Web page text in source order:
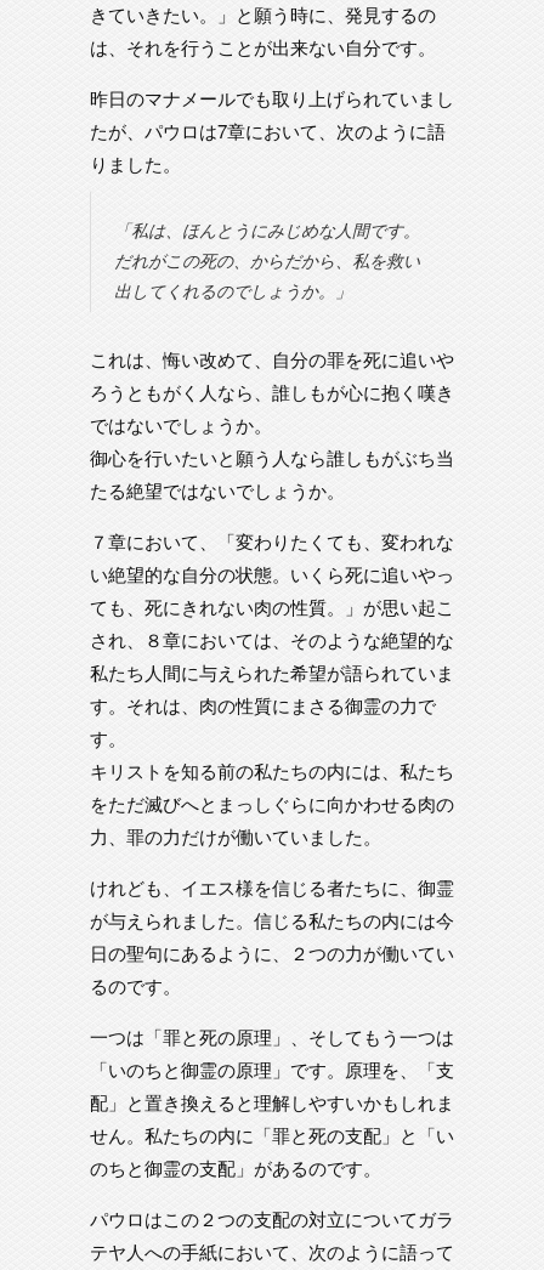
きていきたい。」と願う時に、発見するの
は、それを行うことが出来ない自分です。
昨日のマナメールでも取り上げられていまし
たが、パウロは7章において、次のように語
りました。
「私は、ほんとうにみじめな人間です。
だれがこの死の、からだから、私を救い
出してくれるのでしょうか。」
これは、悔い改めて、自分の罪を死に追いや
ろうともがく人なら、誰しもが心に抱く嘆き
ではないでしょうか。
御心を行いたいと願う人なら誰しもがぶち当
たる絶望ではないでしょうか。
７章において、「変わりたくても、変われな
い絶望的な自分の状態。いくら死に追いやっ
ても、死にきれない肉の性質。」が思い起こ
され、８章においては、そのような絶望的な
私たち人間に与えられた希望が語られていま
す。それは、肉の性質にまさる御霊の力で
す。
キリストを知る前の私たちの内には、私たち
をただ滅びへとまっしぐらに向かわせる肉の
力、罪の力だけが働いていました。
けれども、イエス様を信じる者たちに、御霊
が与えられました。信じる私たちの内には今
日の聖句にあるように、２つの力が働いてい
るのです。
一つは「罪と死の原理」、そしてもう一つは
「いのちと御霊の原理」です。原理を、「支
配」と置き換えると理解しやすいかもしれま
せん。私たちの内に「罪と死の支配」と「い
のちと御霊の支配」があるのです。
パウロはこの２つの支配の対立についてガラ
テヤ人への手紙において、次のように語って